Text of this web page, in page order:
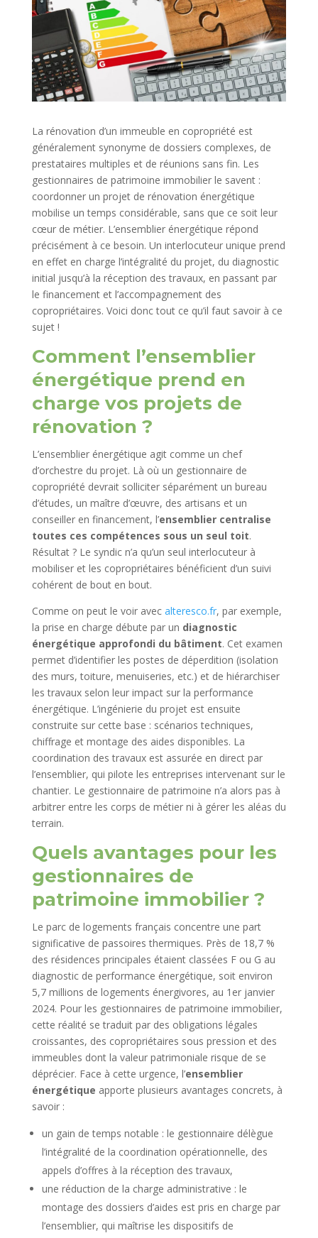
La rénovation d’un immeuble en copropriété est
généralement synonyme de dossiers complexes, de
prestataires multiples et de réunions sans fin. Les
gestionnaires de patrimoine immobilier le savent :
coordonner un projet de rénovation énergétique
mobilise un temps considérable, sans que ce soit leur
cœur de métier. L’ensemblier énergétique répond
précisément à ce besoin. Un interlocuteur unique prend
en effet en charge l’intégralité du projet, du diagnostic
initial jusqu’à la réception des travaux, en passant par
le financement et l’accompagnement des
copropriétaires. Voici donc tout ce qu’il faut savoir à ce
sujet !
Comment l’ensemblier
énergétique prend en
charge vos projets de
rénovation ?
L’ensemblier énergétique agit comme un chef
d’orchestre du projet. Là où un gestionnaire de
copropriété devrait solliciter séparément un bureau
d’études, un maître d’œuvre, des artisans et un
conseiller en financement, l’ensemblier centralise
toutes ces compétences sous un seul toit.
Résultat ? Le syndic n’a qu’un seul interlocuteur à
mobiliser et les copropriétaires bénéficient d’un suivi
cohérent de bout en bout.
Comme on peut le voir avec alteresco.fr, par exemple,
la prise en charge débute par un diagnostic
énergétique approfondi du bâtiment. Cet examen
permet d’identifier les postes de déperdition (isolation
des murs, toiture, menuiseries, etc.) et de hiérarchiser
les travaux selon leur impact sur la performance
énergétique. L’ingénierie du projet est ensuite
construite sur cette base : scénarios techniques,
chiffrage et montage des aides disponibles. La
coordination des travaux est assurée en direct par
l’ensemblier, qui pilote les entreprises intervenant sur le
chantier. Le gestionnaire de patrimoine n’a alors pas à
arbitrer entre les corps de métier ni à gérer les aléas du
terrain.
Quels avantages pour les
gestionnaires de
patrimoine immobilier ?
Le parc de logements français concentre une part
significative de passoires thermiques. Près de 18,7 %
des résidences principales étaient classées F ou G au
diagnostic de performance énergétique, soit environ
5,7 millions de logements énergivores, au 1er janvier
2024. Pour les gestionnaires de patrimoine immobilier,
cette réalité se traduit par des obligations légales
croissantes, des copropriétaires sous pression et des
immeubles dont la valeur patrimoniale risque de se
déprécier. Face à cette urgence, l’ensemblier
énergétique apporte plusieurs avantages concrets, à
savoir :
un gain de temps notable : le gestionnaire délègue
l’intégralité de la coordination opérationnelle, des
appels d’offres à la réception des travaux,
une réduction de la charge administrative : le
montage des dossiers d’aides est pris en charge par
l’ensemblier, qui maîtrise les dispositifs de